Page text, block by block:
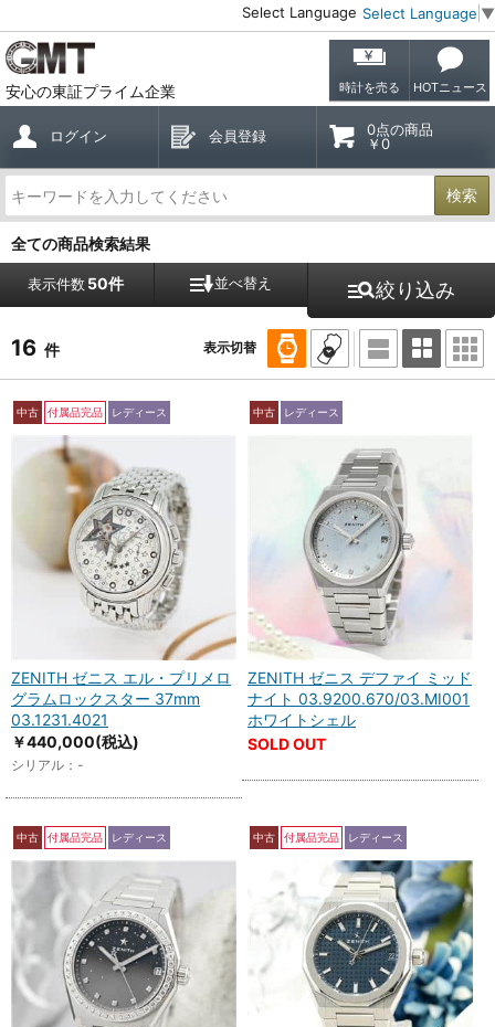
Select Language Select Language ▼
安心の東証プライム企業 時計を売る HOTニュース
ログイン 会員登録
0点の商品
￥0
検索
全ての商品検索結果
表示件数50件 並べ替え 絞り込み
16 件 表示切替
中古 付属品完品 レディース
ZENITH ゼニス エル・プリメロ
グラムロックスター 37mm
03.1231.4021
￥440,000(税込)
シリアル：-
中古 レディース
ZENITH ゼニス デファイ ミッド
ナイト 03.9200.670/03.MI001
ホワイトシェル
SOLD OUT
中古 付属品完品 レディース 中古 付属品完品 レディース